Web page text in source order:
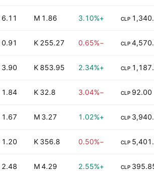
CLP
+3.10%
1.86 M
6.11
CLP
−0.65%
255.27 K
0.91
CLP
+2.34%
853.95 K
3.90
92.00
CLP
−3.04%
32.8 K
1.84
CLP
+1.02%
3.27 M
1.67
CLP
−0.50%
356.8 K
1.20
CLP
+2.55%
4.29 M
2.48